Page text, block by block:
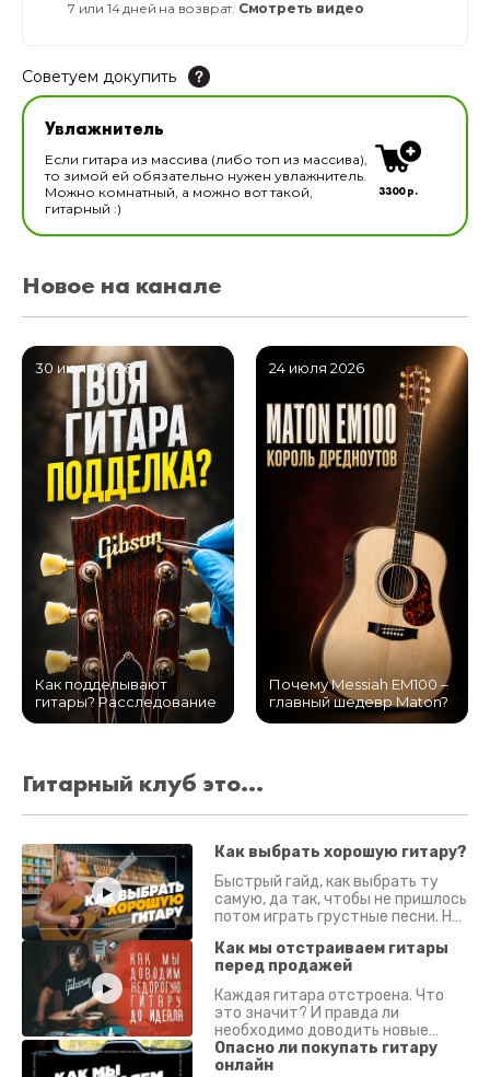
7 или 14 дней на возврат. Смотреть видео
Советуем докупить
Увлажнитель для музыкальных инструментов
В наличии
Увлажнитель
Если гитара из массива (либо топ из массива),
то зимой ей обязательно нужен увлажнитель.
Можно комнатный, а можно вот такой,
гитарный :)
3300 р.
Новое на канале
30 июля 2026
Как подделывают
гитары? Расследование
24 июля 2026
Почему Messiah EM100 –
главный шедевр Maton?
Гитарный клуб это...
Как выбрать хорошую гитару?
Быстрый гайд, как выбрать ту
самую, да так, чтобы не пришлось
потом играть грустные песни. На
Как мы отстраиваем гитары
перед продажей
Каждая гитара отстроена. Что
это значит? И правда ли
необходимо доводить новые
гитары? Если кратко - да.
Подробно - в видео :)
Опасно ли покупать гитару
онлайн